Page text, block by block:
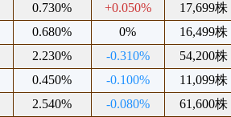
0.730% +0.050% 17,699株
0.680% 0% 16,499株
2.230% -0.310% 54,200株
0.450% -0.100% 11,099株
2.540% -0.080% 61,600株